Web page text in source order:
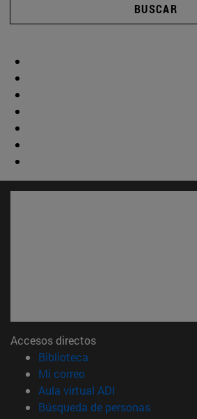
BUSCAR
Accesos directos
Biblioteca
Mi correo(abre en nueva
Aula virtual ADI
Búsqueda de personas(abre en